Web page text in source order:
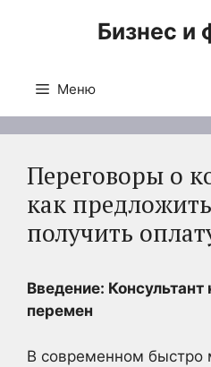
Бизнес и
Меню
Переговоры о
как
получить
Введение: Консультант
перемен
В современном